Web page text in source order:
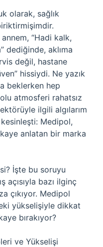
olarak, sağlık
“Hadi kalk,
dediğinde, aklıma
değil, hastane
hissiydi. Ne yazık
beklerken hep
atmosferi rahatsız
ilgili algılarım
Medipol,
anlatan bir marka
İşte bu soruyu
açısıyla bazı ilginç
çıkıyor. Medipol
yükselişiyle dikkat
bırakıyor?
ve Yükselişi